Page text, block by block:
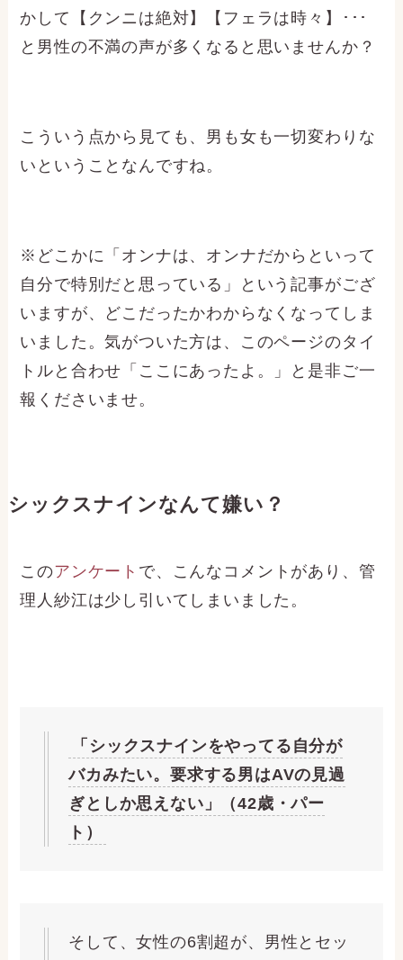
かして【クンニは絶対】【フェラは時々】･･･
と男性の不満の声が多くなると思いませんか？
こういう点から見ても、男も女も一切変わりな
いということなんですね。
※どこかに「オンナは、オンナだからといって
自分で特別だと思っている」という記事がござ
いますが、どこだったかわからなくなってしま
いました。気がついた方は、このページのタイ
トルと合わせ「ここにあったよ。」と是非ご一
報くださいませ。
シックスナインなんて嫌い？
このアンケート で、こんなコメントがあり、管
理人紗江は少し引いてしまいました。
「シックスナインをやってる自分が
バカみたい。要求する男はAVの見過
ぎとしか思えない」（42歳・パー
ト）
そして、女性の6割超が、男性とセッ